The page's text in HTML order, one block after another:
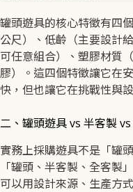
罐頭遊具的核心特徵有四
公尺）、低齡（主要設計
可任意組合）、塑膠材質
膠）。這四個特徵讓它在
快，但也讓它在挑戰性與
二、罐頭遊具 vs 半客製
實務上採購遊具不是「罐
「罐頭、半客製、全客製
可以用設計來源、生產方